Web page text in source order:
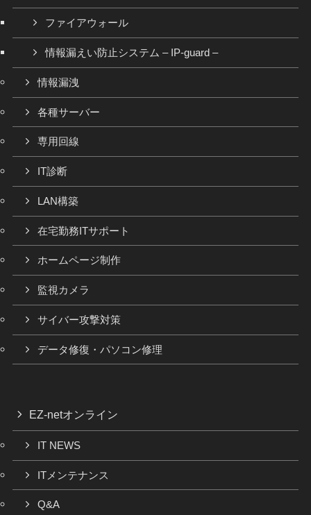
ファイアウォール
情報漏えい防止システム – IP-guard –
情報漏洩
各種サーバー
専用回線
IT診断
LAN構築
在宅勤務ITサポート
ホームページ制作
監視カメラ
サイバー攻撃対策
データ修復・パソコン修理
EZ-netオンライン
IT NEWS
ITメンテナンス
Q&A